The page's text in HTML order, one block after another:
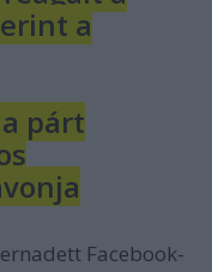
a
párt
Facebook-